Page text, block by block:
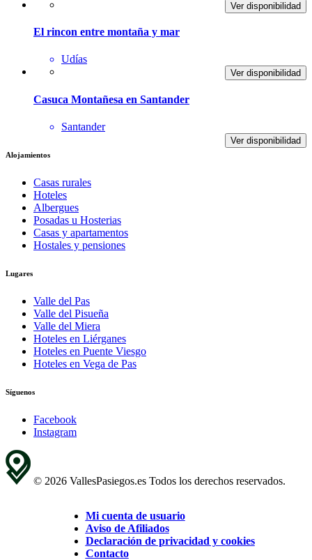
Ver disponibilidad
El rincon entre montaña y mar
Udías
Ver disponibilidad
Casuca Montañesa en Santander
Santander
Ver disponibilidad
Alojamientos
Casas rurales
Hoteles
Albergues
Posadas u Hosterias
Casas y apartamentos
Hostales y pensiones
Lugares
Valle del Pas
Valle del Pisueña
Valle del Miera
Hoteles en Liérganes
Hoteles en Puente Viesgo
Hoteles en Vega de Pas
Síguenos
Facebook
Instagram
© 2026 VallesPasiegos.es Todos los derechos reservados.
Mi cuenta de usuario
Aviso de Afiliados
Declaración de privacidad y cookies
Contacto